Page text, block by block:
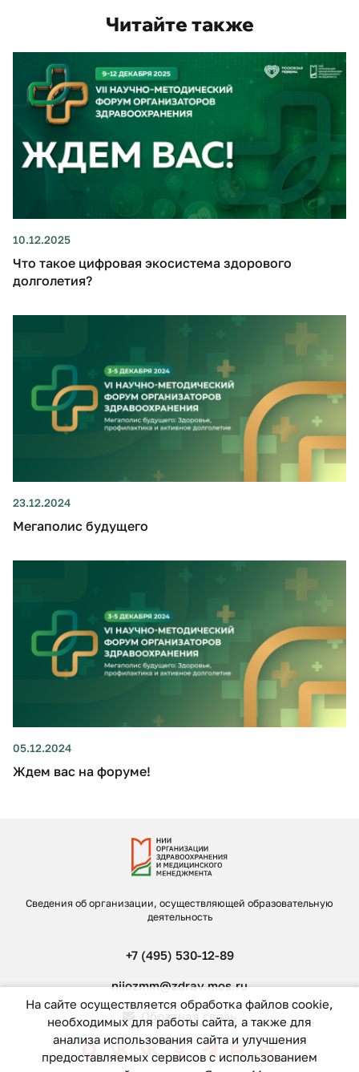
Читайте также
10.12.2025
Что такое цифровая экосистема здорового
долголетия?
23.12.2024
Мегаполис будущего
05.12.2024
Ждем вас на форуме!
Сведения об организации, осуществляющей образовательную
деятельность
+7 (495) 530-12-89
niiozmm@zdrav.mos.ru
Обратная связь
На сайте осуществляется обработка файлов cookie,
необходимых для работы сайта, а также для
анализа использования сайта и улучшения
предоставляемых сервисов с использованием